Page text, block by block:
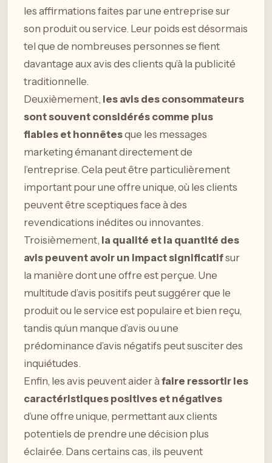
les affirmations faites par une entreprise sur
son produit ou service. Leur poids est désormais
tel que de nombreuses personnes se fient
davantage aux avis des clients qu’à la publicité
traditionnelle.
Deuxièmement, les avis des consommateurs
sont souvent considérés comme plus
fiables et honnêtesque les messages
marketing émanant directement de
l’entreprise. Cela peut être particulièrement
important pour une offre unique, où les clients
peuvent être sceptiques face à des
revendications inédites ou innovantes.
Troisièmement, la qualité et la quantité des
avis peuvent avoir un impact significatifsur
la manière dont une offre est perçue. Une
multitude d’avis positifs peut suggérer que le
produit ou le service est populaire et bien reçu,
tandis qu’un manque d’avis ou une
prédominance d’avis négatifs peut susciter des
inquiétudes.
Enfin, les avis peuvent aider àfaire ressortir les
caractéristiques positives et négatives
d’une offre unique, permettant aux clients
potentiels de prendre une décision plus
éclairée. Dans certains cas, ils peuvent